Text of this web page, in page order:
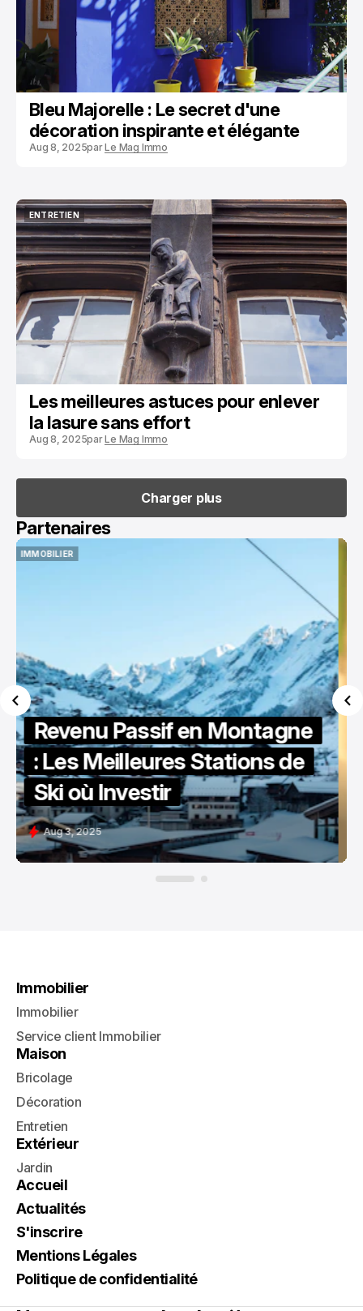
Bleu Majorelle : Le secret d'une
décoration inspirante et élégante
Aug 8, 2025parLe Mag Immo
ENTRETIEN
ENTRETIEN
Les meilleures astuces pour enlever
la lasure sans effort
Aug 8, 2025parLe Mag Immo
Charger plus
Charger plus
Partenaires
SATISFACTION CLIENT IMMOBILIER
Comment Améliorer Votre
Service Client Immobilier
Aug 4, 2025
Immobilier
Immobilier
Service client Immobilier
Maison
Bricolage
Décoration
Entretien
Extérieur
Jardin
Accueil
Actualités
S'inscrire
Mentions Légales
Politique de confidentialité